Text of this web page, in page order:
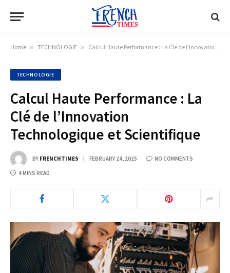
Home » TECHNOLOGIE » Calcul Haute Performance : La Clé de l’Innovation Technologique et Scientifique
TECHNOLOGIE
Calcul Haute Performance : La
Clé de l’Innovation
Technologique et Scientifique
BY FRENCHTIMES FEBRUARY 24, 2025 NO COMMENTS
4 MINS READ